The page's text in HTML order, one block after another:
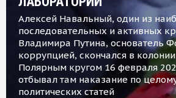
Алексей Навальный, один из
последовательных и активных
Владимира Путина, основатель
коррупцией, скончался в
Полярным кругом 16 февраля
отбывал там наказание по
политических статей